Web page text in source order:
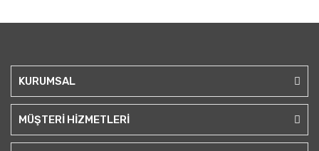
KURUMSAL
MÜŞTERİ HİZMETLERİ